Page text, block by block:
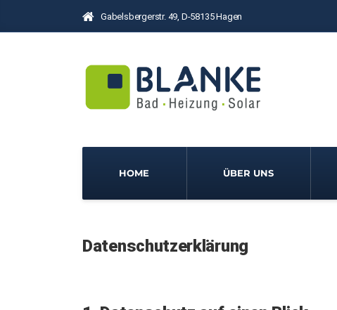
Gabelsbergerstr. 49, D-58135 Hagen
HOME ÜBER UNS
Datenschutzerklärung